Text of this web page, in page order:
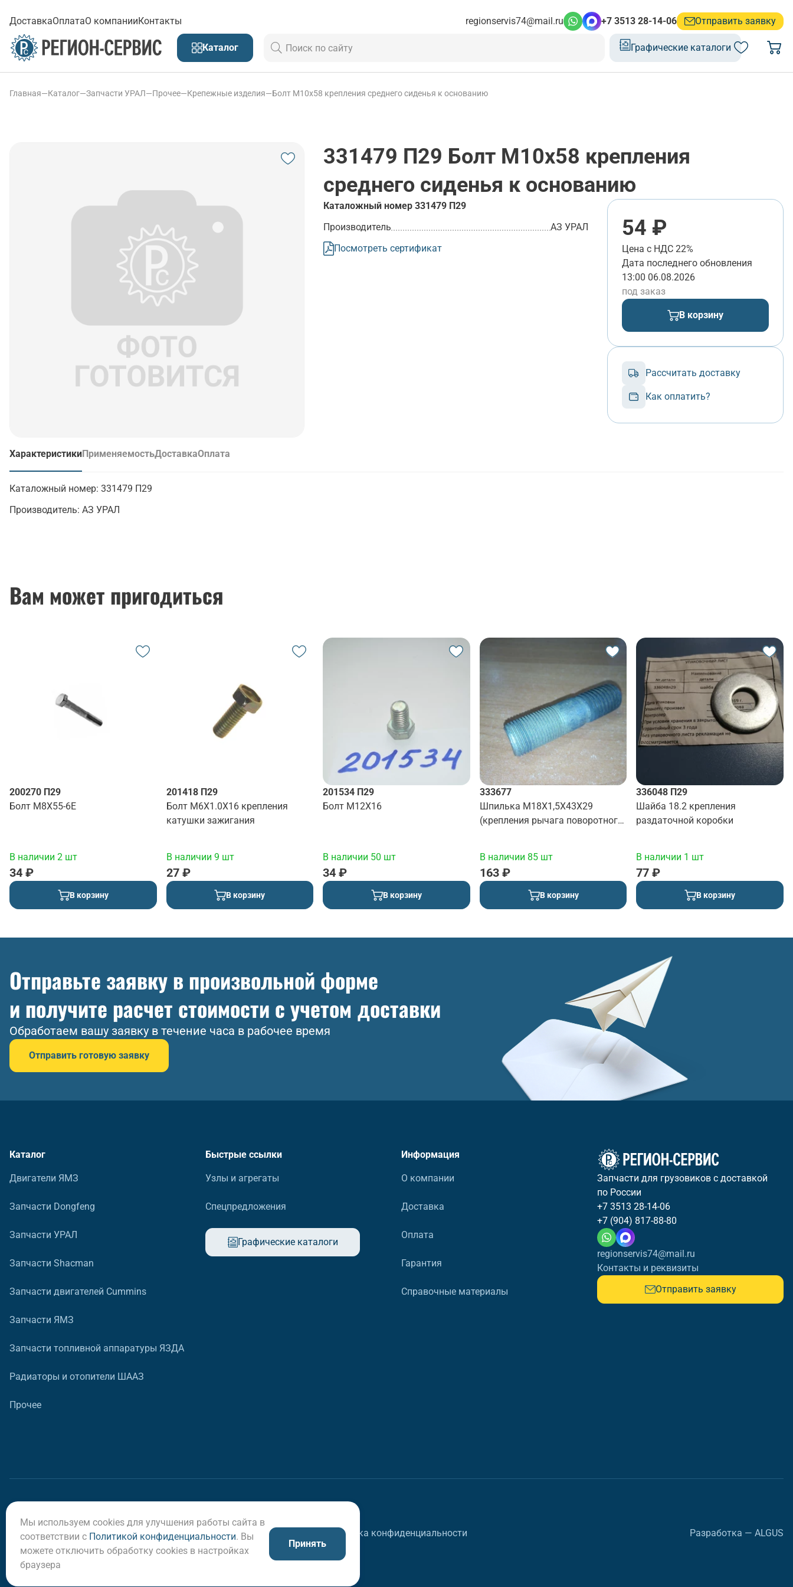
ДоставкаОплатаО компанииКонтакты regionservis74@mail.ru +7 3513 28-14-06 Отправить заявку
Каталог Графические каталоги
Главная—Каталог—Запчасти УРАЛ—Прочее—Крепежные изделия—Болт М10х58 крепления среднего сиденья к основанию
331479 П29 Болт М10х58 крепления
среднего сиденья к основанию
Каталожный номер 331479 П29
Производитель
АЗ УРАЛ
Посмотреть сертификат
54 ₽
Цена с НДС 22%
Дата последнего обновления
13:00 06.08.2026
под заказ
В корзину
Рассчитать доставку
Как оплатить?
Характеристики
(активная вкладка)
ПрименяемостьДоставкаОплата
Каталожный номер: 331479 П29
Производитель: АЗ УРАЛ
Вам может пригодиться
200270 П29
Болт М8Х55-6Е
В наличии 2 шт
34 ₽
В корзину
201418 П29
Болт М6Х1.0Х16 крепления
катушки зажигания
В наличии 9 шт
27 ₽
В корзину
201534 П29
Болт М12Х16
В наличии 50 шт
34 ₽
В корзину
333677
Шпилька М18Х1,5Х43Х29
(крепления рычага поворотного
В наличии 85 шт
163 ₽
В корзину
336048 П29
Шайба 18.2 крепления
раздаточной коробки
В наличии 1 шт
77 ₽
В корзину
Отправьте заявку в произвольной форме
и получите расчет стоимости с учетом доставки
Обработаем вашу заявку в течение часа в рабочее время
Отправить готовую заявку
Каталог
Двигатели ЯМЗ
Запчасти Dongfeng
Запчасти УРАЛ
Запчасти Shacman
Запчасти двигателей Cummins
Запчасти ЯМЗ
Запчасти топливной аппаратуры ЯЗДА
Радиаторы и отопители ШААЗ
Прочее
Быстрые ссылки
Узлы и агрегаты
Спецпредложения
Графические каталоги
Информация
О компании
Доставка
Оплата
Гарантия
Справочные материалы
Запчасти для грузовиков с доставкой
по России
+7 3513 28-14-06
+7 (904) 817-88-80
regionservis74@mail.ru
Контакты и реквизиты
Отправить заявку
© ООО «Регион-Сервис», 2026 Политика конфиденциальности Разработка — ALGUS
Мы используем cookies для улучшения работы сайта в
соответствии с Политикой конфиденциальности. Вы
можете отключить обработку cookies в настройках
браузера
Принять